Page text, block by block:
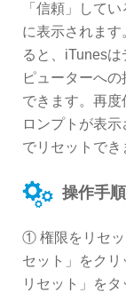
「信頼」して
に表示されま
ると、iTunes
ピューターへ
できます。再
ロンプトが表
でリセットでき
操作手順
① 権限をリセッ
セット」をク
リセット」を